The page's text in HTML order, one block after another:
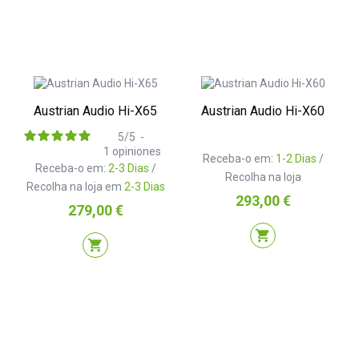
Austrian Audio Hi-X65
Receba-o em: 2-3 Dias /
Recolha na loja em 2-3 Dias
5/5 -
1 opiniones
Preço
279,00 €
shopping_cart
Austrian Audio Hi-X60
Receba-o em: 1-2 Dias /
Recolha na loja
Preço
293,00 €
shopping_cart